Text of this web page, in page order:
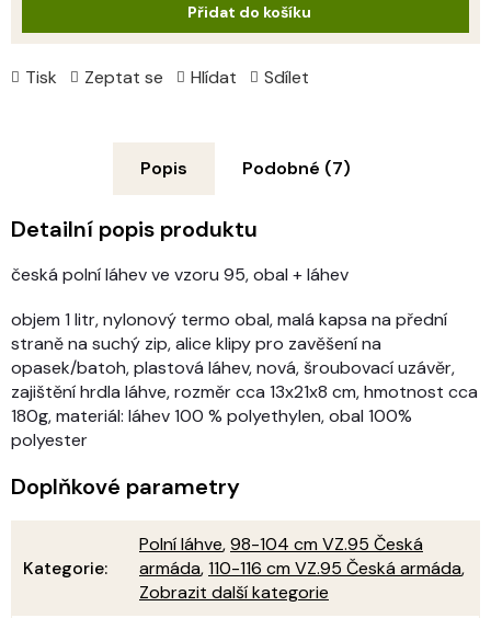
Tisk Zeptat se Hlídat Sdílet
Přidat do košíku
Popis Podobné (7)
Detailní popis produktu
česká polní láhev ve vzoru 95, obal + láhev
objem 1 litr, nylonový termo obal, malá kapsa na přední
straně na suchý zip, alice klipy pro zavěšení na
opasek/batoh, plastová láhev, nová, šroubovací uzávěr,
zajištění hrdla láhve, rozměr cca 13x21x8 cm, hmotnost cca
180g, materiál: láhev 100 % polyethylen, obal 100%
polyester
Doplňkové parametry
Kategorie:
Polní láhve,98-104 cm VZ.95 Česká
armáda,110-116 cm VZ.95 Česká armáda,
Zobrazit další kategorie